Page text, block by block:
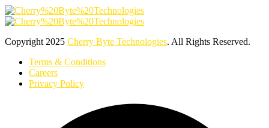
Copyright 2025 Cherry Byte Technologies. All Rights Reserved.
Terms & Conditions
Careers
Privacy Policy